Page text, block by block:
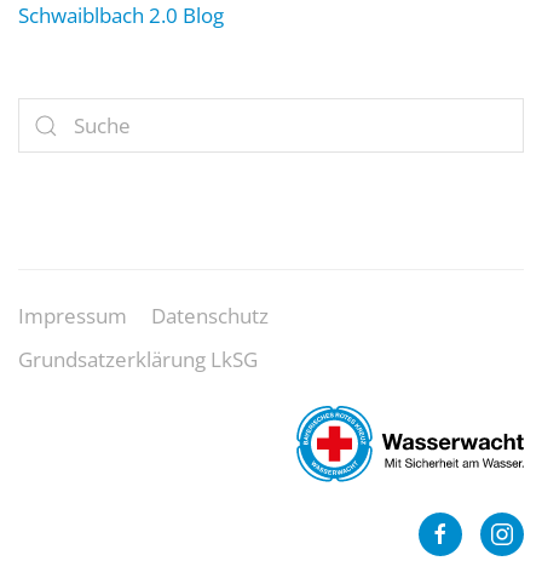
Schwaiblbach 2.0 Blog
Impressum
Datenschutz
Grundsatzerklärung LkSG